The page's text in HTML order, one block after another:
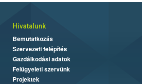
Hivatalunk
Bemutatkozás
Szervezeti felépítés
Gazdálkodási adatok
Felügyeleti szervünk
Projektek